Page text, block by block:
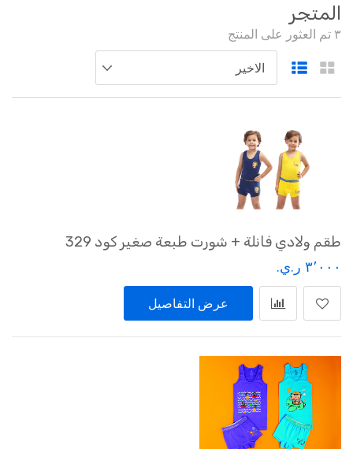
المتجر
٣ تم العثور على المنتج
طقم ولادي فانلة + شورت طبعة صغير كود 329
٣٬٠٠٠ ر.ي.‏
عرض التفاصيل